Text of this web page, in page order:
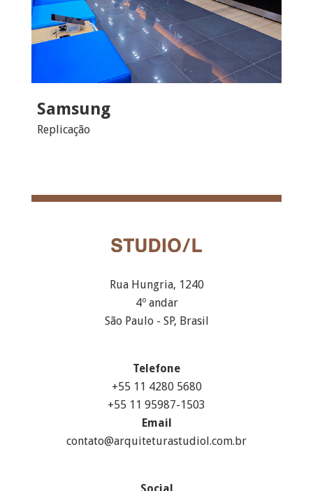
Samsung
Replicação
Rua Hungria, 1240
4º andar
São Paulo - SP, Brasil
Telefone
+55 11 4280 5680
+55 11 95987-1503
Email
contato@arquiteturastudiol.com.br